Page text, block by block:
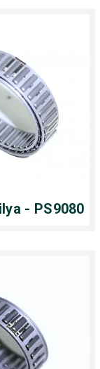
- PS9080